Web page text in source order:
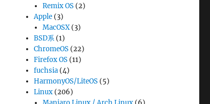
Remix OS(2)
Apple (3)
MacOSX(3)
BSD系 (1)
ChromeOS (22)
Firefox OS (11)
fuchsia (4)
HarmonyOS/LiteOS (5)
Linux (206)